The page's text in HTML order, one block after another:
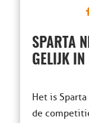
SPARTA
GELIJK IN
Het is
de